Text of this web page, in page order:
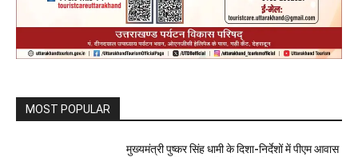
MOST POPULAR
मुख्यमंत्री पुष्कर सिंह धामी के दिशा-निर्देशों में पीएम आवास